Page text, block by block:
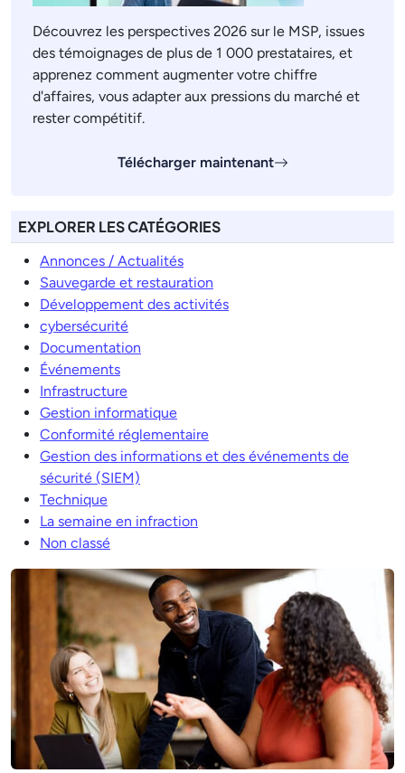
Découvrez les perspectives 2026 sur le MSP, issues
des témoignages de plus de 1 000 prestataires, et
apprenez comment augmenter votre chiffre
d'affaires, vous adapter aux pressions du marché et
rester compétitif.
Télécharger maintenant
EXPLORER LES CATÉGORIES
Annonces / Actualités
Sauvegarde et restauration
Développement des activités
cybersécurité
Documentation
Événements
Infrastructure
Gestion informatique
Conformité réglementaire
Gestion des informations et des événements de
sécurité (SIEM)
Technique
La semaine en infraction
Non classé